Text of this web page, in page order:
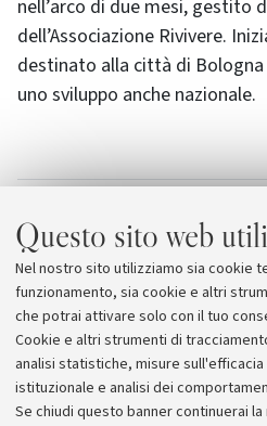
Questo sito web
Nel nostro sito utilizziamo sia cookie
funzionamento, sia cookie e altri
che potrai attivare solo con il tuo
Cookie e altri strumenti di
analisi statistiche, misure
istituzionale e analisi dei
Se chiudi questo banner continuerai
nell’arco di due mesi, gestito
dell’Associazione Rivivere.
destinato alla città di
uno sviluppo anche nazionale.
Allegati
Scheda del servizio
coinvolte[9.0 KB]